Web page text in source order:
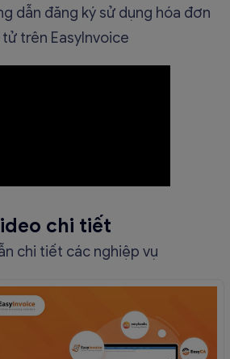
dẫn đăng ký sử dụng hóa đơn
trên EasyInvoice
chi tiết
chi tiết các nghiệp vụ